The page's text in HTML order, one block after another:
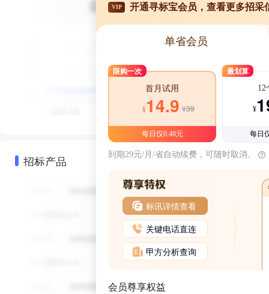
招标产品
VIP 开通寻标宝会员，查看更多招采
单省会员
限购一次
首月试用
¥14.9 ¥39
每日仅0.48元
最划算
12
¥
每日
到期29元/月/省自动续费，可随时取消。
标讯详情查看
关键电话直连
甲方分析查询
会员尊享权益